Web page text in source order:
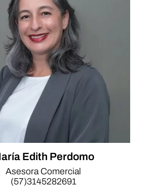
Edith Perdomo
Asesora Comercial
(57)3145282691